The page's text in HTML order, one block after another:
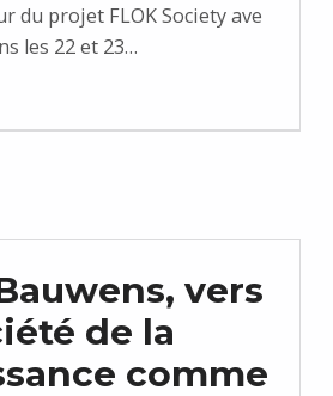
du projet FLOK Society ave
les 22 et 23…
vers
de la
comme